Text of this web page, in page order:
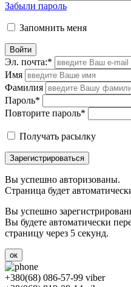
Забыли пароль
Запомнить меня
Войти
Эл. почта:*
Имя
Фамилия
Пароль*
Повторите пароль*
Получать расылку
Зарегистрироваться
Вы успешно авторизованы.
Страница будет
Вы успешно
Вы будете автоматически
страницу через 5 секунд.
ок
+380(68) 086-57-99 viber